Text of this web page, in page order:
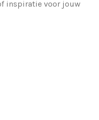
inspiratie voor jouw